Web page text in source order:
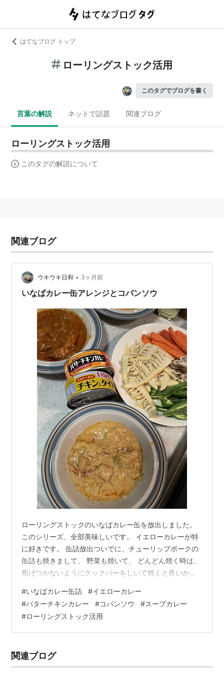
はてなブログ トップ
ローリングストック活用
このタグでブログを書く
言葉の解説 ネットで話題 関連ブログ
ローリングストック活用
このタグの解説について
関連ブログ
ウキウキ日和 • 3ヶ月前
いなばカレー缶アレンジとコバンソウ
ローリングストックのいなばカレー缶を放出しました。
このシリーズ、全部美味しいです。 イエローカレーが特
に好きです。 缶詰放出ついでに、チューリップポークの
缶詰も焼きまして、 野菜も焼いて、 どんどん焼く時は、
焦げつかないようにクックパーをしいて焼くと良いかも
盛り付ければ、 完成でーす＼(^o^)／ マヨ醤油に菜葉の
茎が立ってる笑 ・・・ 庭に生えていた可愛い草。 写真
をパチリと撮って検索したところ、コバンソウというら
しい。 別名タワラムギ。 雑草という名の植物は、無いの
#いなばカレー缶詰 #イエローカレー
#バターチキンカレー #コバンソウ #スープカレー
#ローリングストック活用
関連ブログ